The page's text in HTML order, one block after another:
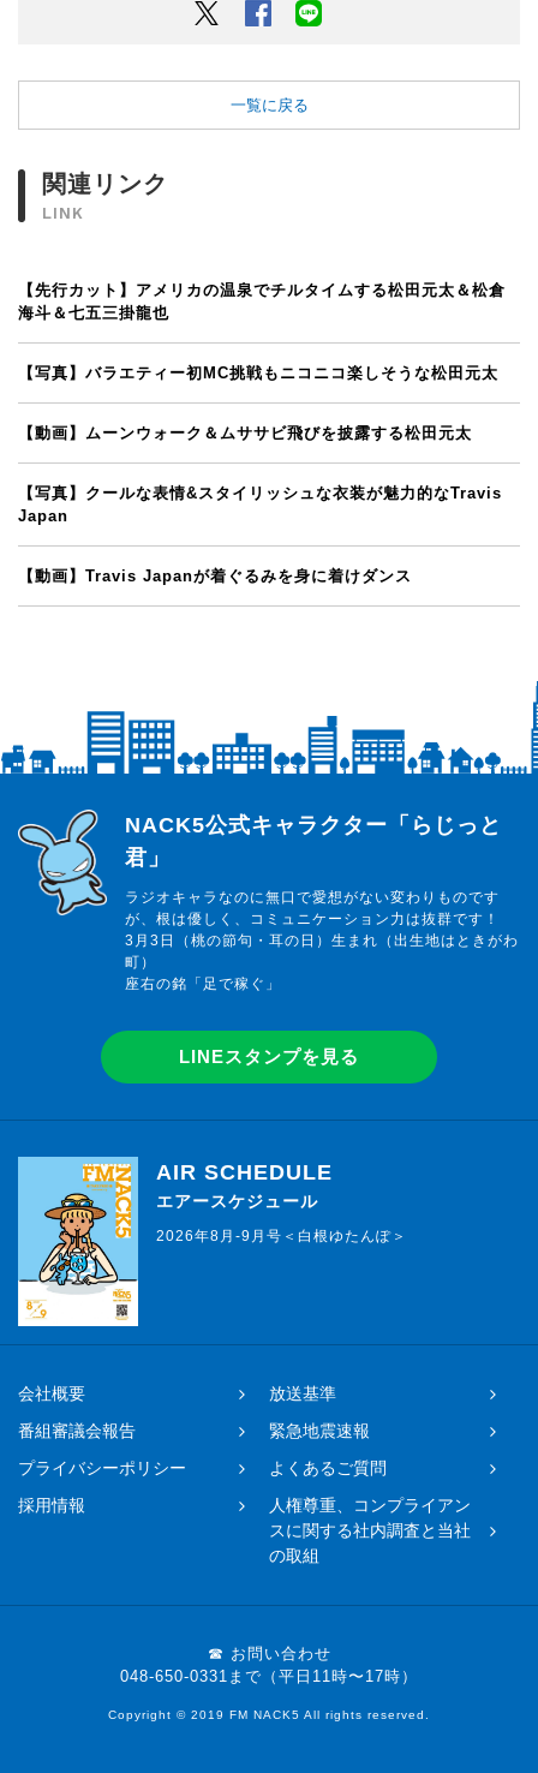
Twitter Facebook
一覧に戻る
関連リンク
LINK
【先行カット】アメリカの温泉でチルタイムする松田元太＆松倉
海斗＆七五三掛龍也
【写真】バラエティー初MC挑戦もニコニコ楽しそうな松田元太
【動画】ムーンウォーク＆ムササビ飛びを披露する松田元太
【写真】クールな表情&スタイリッシュな衣装が魅力的なTravis
Japan
【動画】Travis Japanが着ぐるみを身に着けダンス
らじっと君
NACK5公式キャラクター「らじっと
君」
ラジオキャラなのに無口で愛想がない変わりものです
が、根は優しく、コミュニケーション力は抜群です！
3月3日（桃の節句・耳の日）生まれ（出生地はときがわ
町）
座右の銘「足で稼ぐ」
LINEスタンプを見る
AIR SCHEDULE
エアースケジュール
2026年8月-9月号＜白根ゆたんぽ＞
会社概要
放送基準
番組審議会報告
緊急地震速報
プライバシーポリシー
よくあるご質問
採用情報
人権尊重、コンプライアン
スに関する社内調査と当社
の取組
☎ お問い合わせ
048-650-0331まで（平日11時〜17時）
Copyright © 2019 FM NACK5 All rights reserved.